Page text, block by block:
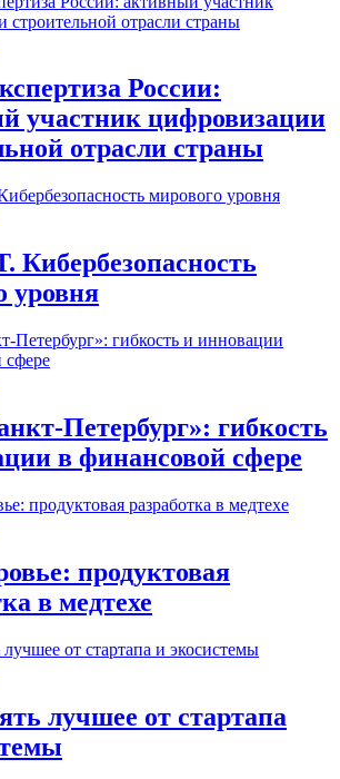
России:
участник цифровизации
отрасли страны
Кибербезопасность
уровня
Петербург»: гибкость
в финансовой сфере
продуктовая
в медтехе
лучшее от стартапа